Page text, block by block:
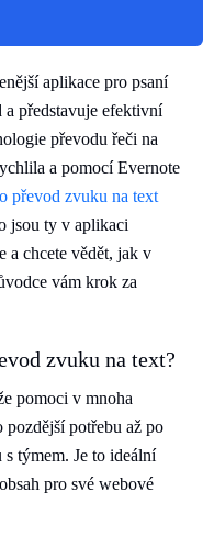
aplikace pro psaní
představuje efektivní
převodu řeči na
a pomocí Evernote
převod zvuku na text
jsou ty v aplikaci
a chcete vědět, jak v
vám krok za
zvuku na text?
pomoci v mnoha
potřebu až po
týmem. Je to ideální
pro své webové